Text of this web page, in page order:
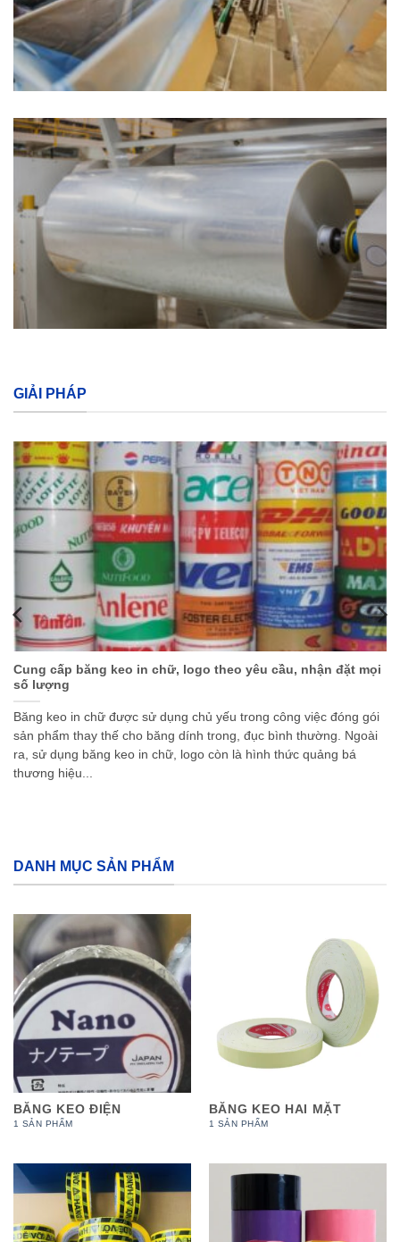
GIẢI PHÁP
Cung cấp băng keo in chữ, logo theo yêu cầu, nhận đặt mọi
số lượng
Băng keo in chữ được sử dụng chủ yếu trong công việc đóng gói
sản phẩm thay thế cho băng dính trong, đục bình thường. Ngoài
ra, sử dụng băng keo in chữ, logo còn là hình thức quảng bá
thương hiệu...
DANH MỤC SẢN PHẨM
BĂNG KEO ĐIỆN
1 SẢN PHẨM
BĂNG KEO HAI MẶT
1 SẢN PHẨM